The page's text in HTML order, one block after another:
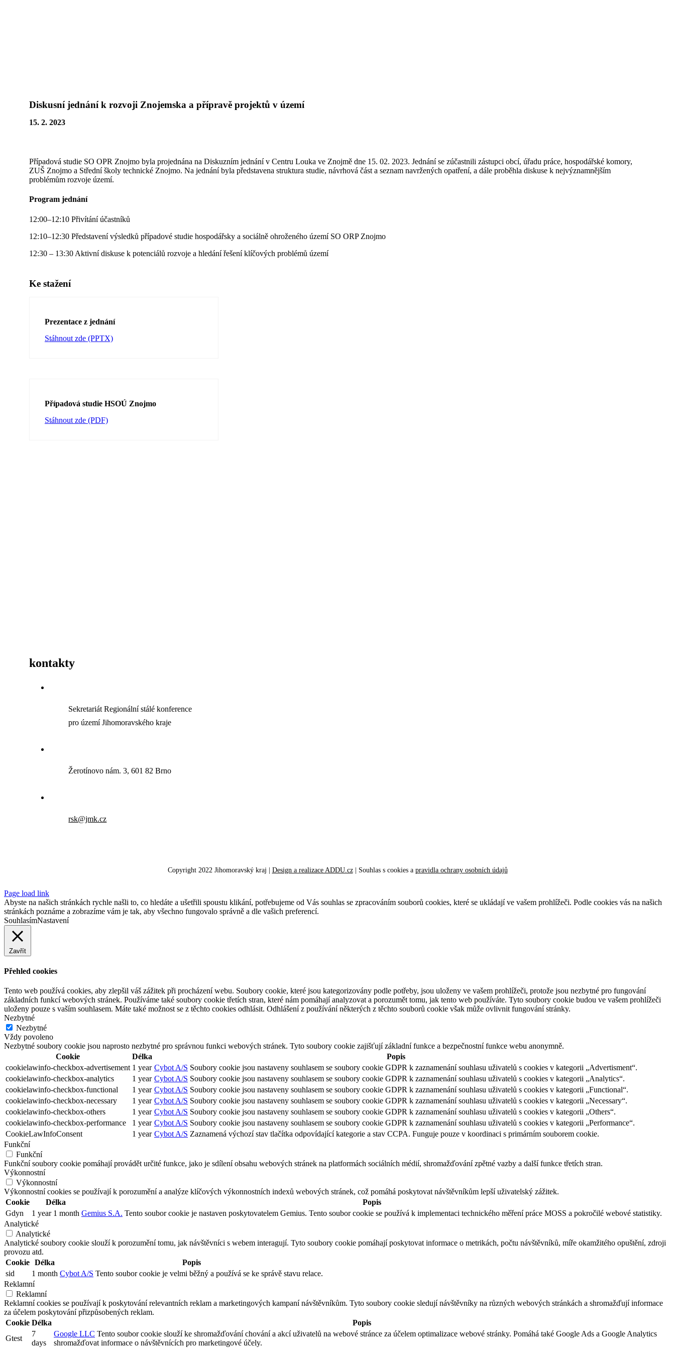
Diskusní jednání k rozvoji Znojemska a přípravě projektů v území
15. 2. 2023
Případová studie SO OPR Znojmo byla projednána na Diskuzním jednání v Centru Louka ve Znojmě dne 15. 02. 2023. Jednání se zúčastnili zástupci obcí, úřadu práce, hospodářské komory,
ZUŠ Znojmo a Střední školy technické Znojmo. Na jednání byla představena struktura studie, návrhová část a seznam navržených opatření, a dále proběhla diskuse k nejvýznamnějším
problémům rozvoje území.
Program jednání
12:00–12:10 Přivítání účastníků
12:10–12:30 Představení výsledků případové studie hospodářsky a sociálně ohroženého území SO ORP Znojmo
12:30 – 13:30 Aktivní diskuse k potenciálů rozvoje a hledání řešení klíčových problémů území
Ke stažení
Prezentace z jednání
Stáhnout zde (PPTX)
Případová studie HSOÚ Znojmo
Stáhnout zde (PDF)
kontakty
Sekretariát Regionální stálé konference
pro území Jihomoravského kraje
Žerotínovo nám. 3, 601 82 Brno
rsk@jmk.cz
Copyright 2022 Jihomoravský kraj | Design a realizace ADDU.cz| Souhlas s cookiesa pravidla ochrany osobních údajů
Page load link
Abyste na našich stránkách rychle našli to, co hledáte a ušetřili spoustu klikání, potřebujeme od Vás souhlas se zpracováním souborů cookies, které se ukládají ve vašem prohlížeči. Podle cookies vás na našich
stránkách poznáme a zobrazíme vám je tak, aby všechno fungovalo správně a dle vašich preferencí.
SouhlasímNastavení
Zavřít
Přehled cookies
Tento web používá cookies, aby zlepšil váš zážitek při procházení webu. Soubory cookie, které jsou kategorizovány podle potřeby, jsou uloženy ve vašem prohlížeči, protože jsou nezbytné pro fungování
základních funkcí webových stránek. Používáme také soubory cookie třetích stran, které nám pomáhají analyzovat a porozumět tomu, jak tento web používáte. Tyto soubory cookie budou ve vašem prohlížeči
uloženy pouze s vaším souhlasem. Máte také možnost se z těchto cookies odhlásit. Odhlášení z používání některých z těchto souborů cookie však může ovlivnit fungování stránky.
Nezbytné
Nezbytné
Vždy povoleno
Nezbytné soubory cookie jsou naprosto nezbytné pro správnou funkci webových stránek. Tyto soubory cookie zajišťují základní funkce a bezpečnostní funkce webu anonymně.
Cookie
Délka
Popis
cookielawinfo-checkbox-advertisement 1 year Cybot A/S Soubory cookie jsou nastaveny souhlasem se soubory cookie GDPR k zaznamenání souhlasu uživatelů s cookies v kategorii „Advertisment“.
cookielawinfo-checkbox-analytics
1 year Cybot A/S Soubory cookie jsou nastaveny souhlasem se soubory cookie GDPR k zaznamenání souhlasu uživatelů s cookies v kategorii „Analytics“.
cookielawinfo-checkbox-functional
1 year Cybot A/S Soubory cookie jsou nastaveny souhlasem se soubory cookie GDPR k zaznamenání souhlasu uživatelů s cookies v kategorii „Functional“.
cookielawinfo-checkbox-necessary
1 year Cybot A/S Soubory cookie jsou nastaveny souhlasem se soubory cookie GDPR k zaznamenání souhlasu uživatelů s cookies v kategorii „Necessary“.
cookielawinfo-checkbox-others
1 year Cybot A/S Soubory cookie jsou nastaveny souhlasem se soubory cookie GDPR k zaznamenání souhlasu uživatelů s cookies v kategorii „Others“.
cookielawinfo-checkbox-performance
1 year Cybot A/S Soubory cookie jsou nastaveny souhlasem se soubory cookie GDPR k zaznamenání souhlasu uživatelů s cookies v kategorii „Performance“.
CookieLawInfoConsent
1 year Cybot A/S Zaznamená výchozí stav tlačítka odpovídající kategorie a stav CCPA. Funguje pouze v koordinaci s primárním souborem cookie.
Funkční
Funkční
Funkční soubory cookie pomáhají provádět určité funkce, jako je sdílení obsahu webových stránek na platformách sociálních médií, shromažďování zpětné vazby a další funkce třetích stran.
Výkonnostní
Výkonnostní
Výkonnostní cookies se používají k porozumění a analýze klíčových výkonnostních indexů webových stránek, což pomáhá poskytovat návštěvníkům lepší uživatelský zážitek.
Cookie
Délka
Popis
Gdyn
1 year 1 month Gemius S.A. Tento soubor cookie je nastaven poskytovatelem Gemius. Tento soubor cookie se používá k implementaci technického měření práce MOSS a pokročilé webové statistiky.
Analytické
Analytické
Analytické soubory cookie slouží k porozumění tomu, jak návštěvníci s webem interagují. Tyto soubory cookie pomáhají poskytovat informace o metrikách, počtu návštěvníků, míře okamžitého opuštění, zdroji
provozu atd.
Cookie Délka
Popis
sid
1 month Cybot A/S Tento soubor cookie je velmi běžný a používá se ke správě stavu relace.
Reklamní
Reklamní
Reklamní cookies se používají k poskytování relevantních reklam a marketingových kampaní návštěvníkům. Tyto soubory cookie sledují návštěvníky na různých webových stránkách a shromažďují informace
za účelem poskytování přizpůsobených reklam.
Cookie Délka
Popis
Gtest
7
days
Google LLC Tento soubor cookie slouží ke shromažďování chování a akcí uživatelů na webové stránce za účelem optimalizace webové stránky. Pomáhá také Google Ads a Google Analytics
shromažďovat informace o návštěvnících pro marketingové účely.